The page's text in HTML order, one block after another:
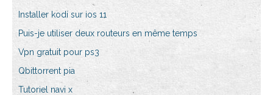
Installer kodi sur ios 11
Puis-je utiliser deux routeurs en même temps
Vpn gratuit pour ps3
Qbittorrent pia
Tutoriel navi x